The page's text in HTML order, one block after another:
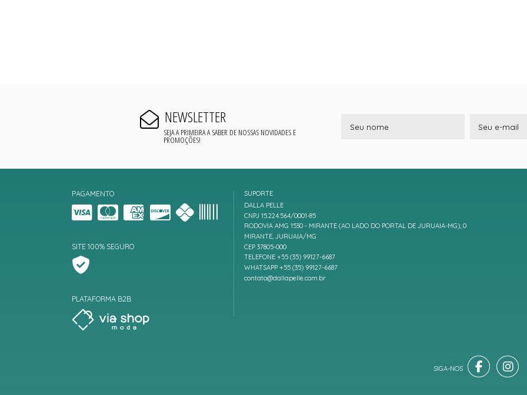
NEWSLETTER
SEJA A PRIMEIRA A SABER DE NOSSAS NOVIDADES E
PROMOÇÕES!
PAGAMENTO
SITE 100% SEGURO
PLATAFORMA B2B
SUPORTE
DALLA PELLE
CNPJ 15.224.564/0001-85
RODOVIA AMG 1530 - MIRANTE (AO LADO DO PORTAL DE JURUAIA-MG), 0
MIRANTE, JURUAIA/MG
CEP 37805-000
TELEFONE +55 (35) 99127-6687
WHATSAPP +55 (35) 99127-6687
contato@dallapelle.com.br